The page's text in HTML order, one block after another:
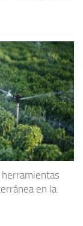
herramientas
en la